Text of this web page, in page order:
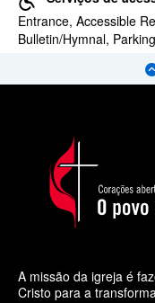
Entrance, Accessible
Bulletin/Hymnal, Parking
A missão da igreja é
Cristo para a